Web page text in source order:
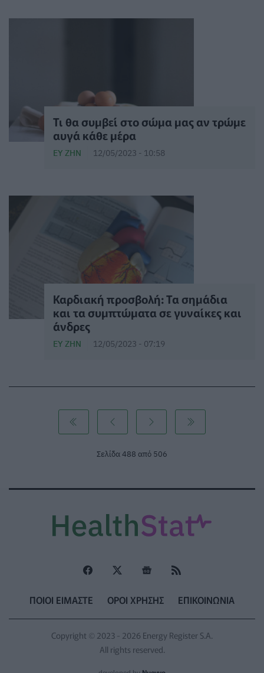
Τι θα συμβεί στο σώμα μας αν τρώμε
αυγά κάθε μέρα
ΕΥ ΖΗΝ 12/05/2023 - 10:58
Καρδιακή προσβολή: Τα σημάδια
και τα συμπτώματα σε γυναίκες και
άνδρες
ΕΥ ΖΗΝ 12/05/2023 - 07:19
Σελίδα 488 από 506
ΠΟΙΟΙ ΕΙΜΑΣΤΕ ΟΡΟΙ ΧΡΗΣΗΣ ΕΠΙΚΟΙΝΩΝΙΑ
Copyright © 2023 - 2026 Energy Register S.A.
All rights reserved.